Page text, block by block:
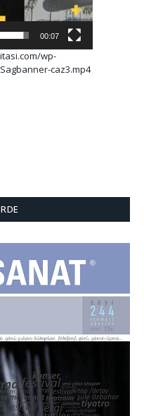
00:07
wp-
caz3.mp4